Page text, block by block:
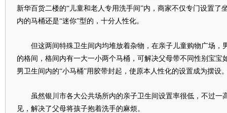
新华百货二楼的“儿童和老人专用洗手间”内，商家不仅专门设置了
内的马桶还是“迷你”型的，十分人性化。
但这两间特殊卫生间内均堆放着杂物，在亲子儿童购物广场，
的格间，格间内有一大一小两个马桶，可解决父母带不同性别宝宝
男卫生间内的“小马桶”用胶带封起，使原本人性化的设置成为摆设
虽然银川市各大公共场所内的亲子卫生间设置率很低，不过一
见，解决了父母将孩子抱着洗手的麻烦。